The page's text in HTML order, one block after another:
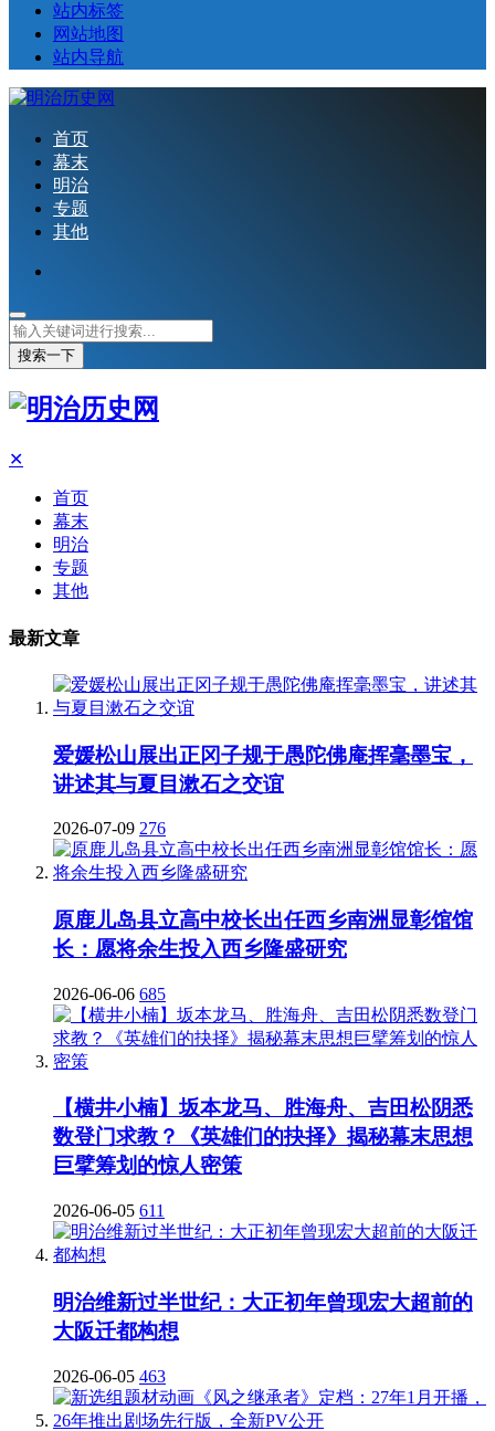
站内标签
网站地图
站内导航
首页
幕末
明治
专题
其他
搜索一下
✕
首页
幕末
明治
专题
其他
最新文章
爱媛松山展出正冈子规于愚陀佛庵挥毫墨宝，
讲述其与夏目漱石之交谊
2026-07-09 276
原鹿儿岛县立高中校长出任西乡南洲显彰馆馆
长：愿将余生投入西乡隆盛研究
2026-06-06 685
【横井小楠】坂本龙马、胜海舟、吉田松阴悉
数登门求教？《英雄们的抉择》揭秘幕末思想
巨擘筹划的惊人密策
2026-06-05 611
明治维新过半世纪：大正初年曾现宏大超前的
大阪迁都构想
2026-06-05 463